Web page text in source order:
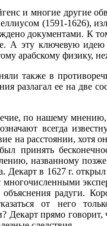
и многие другие
(1591-1626),
документами. К
А эту ключевую идею
арабскому физику,
также в
разлагал ее на две
по нашему мнению,
всегда
на расстоянии, хотя
принять
названному
Декарт в 1627 г.
многочисленными
объяснения радуги.
от него
Декарт прямо